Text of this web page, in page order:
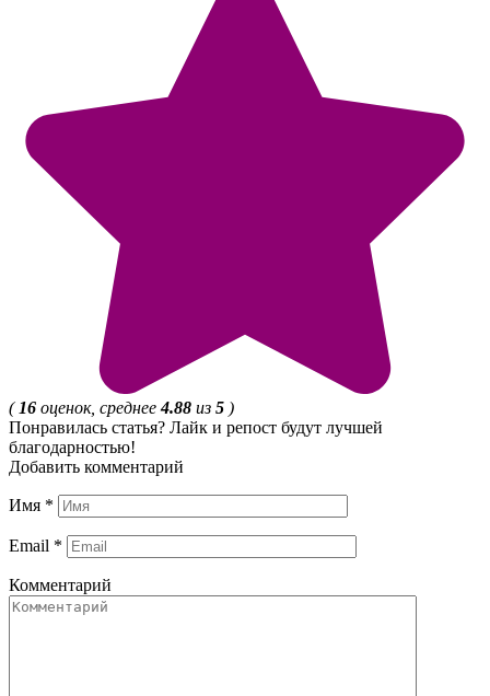
(16 оценок, среднее4.88 из 5 )
Понравилась статья? Лайк и репост будут лучшей
благодарностью!
Добавить комментарий
Имя *
Email *
Комментарий